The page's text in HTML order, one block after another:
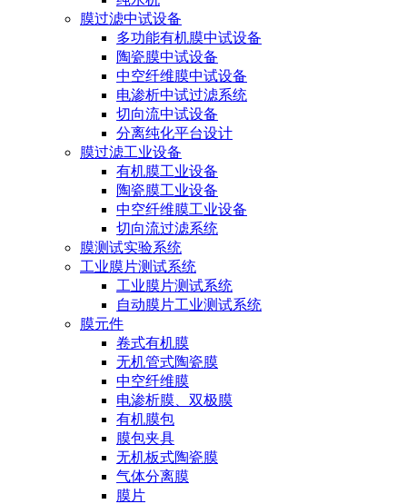
膜过滤中试设备
多功能有机膜中试设备
陶瓷膜中试设备
中空纤维膜中试设备
电渗析中试过滤系统
切向流中试设备
分离纯化平台设计
膜过滤工业设备
有机膜工业设备
陶瓷膜工业设备
中空纤维膜工业设备
切向流过滤系统
膜测试实验系统
工业膜片测试系统
工业膜片测试系统
自动膜片工业测试系统
膜元件
卷式有机膜
无机管式陶瓷膜
中空纤维膜
电渗析膜、双极膜
有机膜包
膜包夹具
无机板式陶瓷膜
气体分离膜
膜片